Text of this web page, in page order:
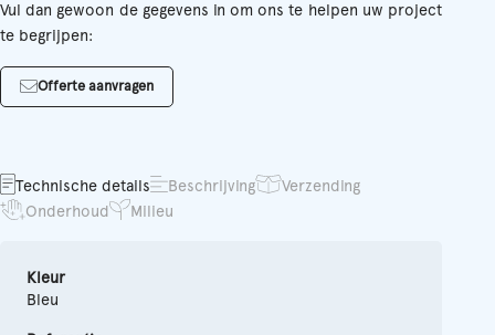
Vul dan gewoon de gegevens in om ons te helpen uw project
te begrijpen:
Offerte aanvragen
Technische details Beschrijving
Verzending
Onderhoud
Milieu
Kleur
Bleu